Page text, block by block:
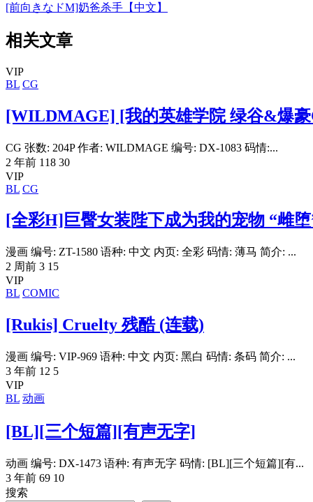
[前向きなドM]奶爸杀手【中文】
相关文章
VIP
BL CG
[WILDMAGE] [我的英雄学院 绿谷&爆
CG 张数: 204P 作者: WILDMAGE 编号: DX-1083 码情:...
2 年前 118 30
VIP
BL CG
[全彩H]巨臀女装陛下成为我的宠物 “雌
漫画 编号: ZT-1580 语种: 中文 内页: 全彩 码情: 薄马 简介: ...
2 周前 3 15
VIP
BL COMIC
[Rukis] Cruelty 残酷 (连载)
漫画 编号: VIP-969 语种: 中文 内页: 黑白 码情: 条码 简介: ...
3 年前 12 5
VIP
BL 动画
[BL][三个短篇][有声无字]
动画 编号: DX-1473 语种: 有声无字 码情: [BL][三个短篇][有...
3 年前 69 10
搜索